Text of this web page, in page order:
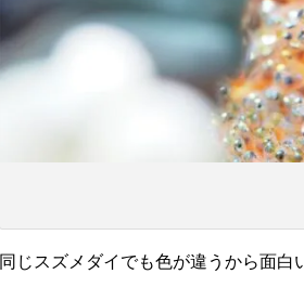
同じスズメダイでも色が違うから面白